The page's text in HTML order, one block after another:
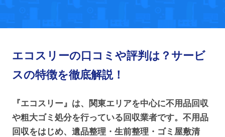
エコスリーの口コミや評判は？サービ
スの特徴を徹底解説！
『エコスリー』は、関東エリアを中心に不用品回収
や粗大ゴミ処分を行っている回収業者です。不用品
回収をはじめ、遺品整理・生前整理・ゴミ屋敷清